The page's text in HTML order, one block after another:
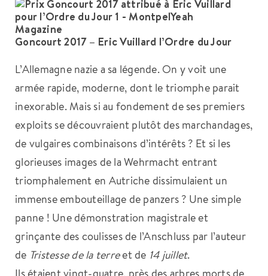
Goncourt 2017 – Eric Vuillard l’Ordre du Jour
L’Allemagne nazie a sa légende. On y voit une
armée rapide, moderne, dont le triomphe parait
inexorable. Mais si au fondement de ses premiers
exploits se découvraient plutôt des marchandages,
de vulgaires combinaisons d’intérêts ? Et si les
glorieuses images de la Wehrmacht entrant
triomphalement en Autriche dissimulaient un
immense embouteillage de panzers ? Une simple
panne ! Une démonstration magistrale et
grinçante des coulisses de l’Anschluss par l’auteur
de Tristesse de la terreet de 14 juillet.
Ils étaient vingt-quatre, près des arbres morts de